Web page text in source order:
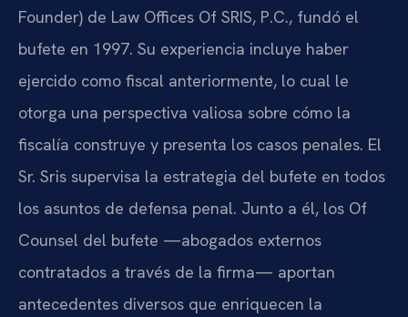
Founder) de Law Offices Of SRIS, P.C., fundó el
bufete en 1997. Su experiencia incluye haber
ejercido como fiscal anteriormente, lo cual le
otorga una perspectiva valiosa sobre cómo la
fiscalía construye y presenta los casos penales. El
Sr. Sris supervisa la estrategia del bufete en todos
los asuntos de defensa penal. Junto a él, los Of
Counsel del bufete —abogados externos
contratados a través de la firma— aportan
antecedentes diversos que enriquecen la